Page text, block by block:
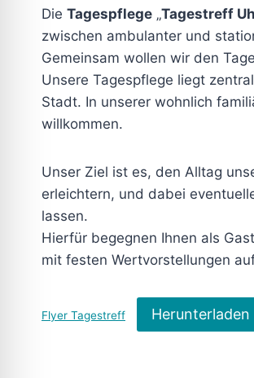
Die Tagespflege „Tagestreff
zwischen ambulanter und
Gemeinsam wollen wir den
Unsere Tagespflege liegt
Stadt. In unserer wohnlich
willkommen.
Unser Ziel ist es, den Alltag
erleichtern, und dabei
lassen.
Hierfür begegnen Ihnen als
mit festen Wertvorstellungen
Flyer Tagestreff Herunterladen